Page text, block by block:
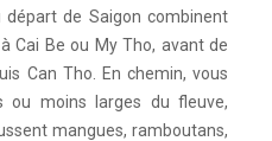
départ de Saigon combinent
Cai Be ou My Tho, avant de
Can Tho. En chemin, vous
ou moins larges du fleuve,
mangues, ramboutans,